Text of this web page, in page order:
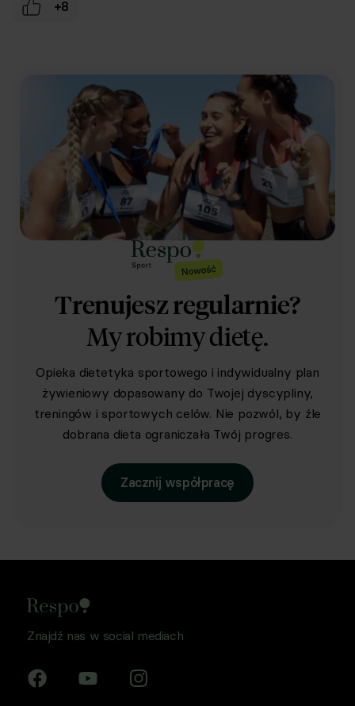
+8
Trenujesz regularnie?
My robimy dietę.
Opieka dietetyka sportowego i indywidualny plan
żywieniowy dopasowany do Twojej dyscypliny,
treningów i sportowych celów. Nie pozwól, by źle
dobrana dieta ograniczała Twój progres.
Zacznij współpracę
Znajdź nas w social mediach